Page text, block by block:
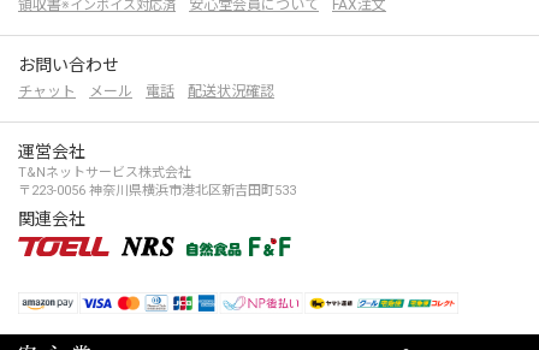
領収書※インボイス対応済 安心堂会員について FAX注文
お問い合わせ
チャット メール 電話 配送状況確認
運営会社
T&Nネットサービス株式会社
〒223-0056 神奈川県横浜市港北区新吉田町533
関連会社